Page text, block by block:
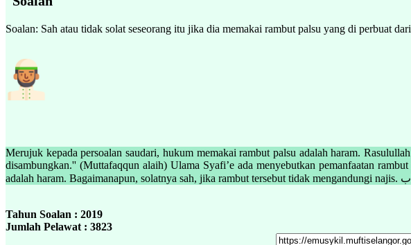
Soalan: Sah atau tidak solat seseorang itu jika dia memakai rambut palsu yang di perbuat
Merujuk kepada persoalan saudari, hukum memakai rambut palsu adalah haram.
disambungkan.'' (Muttafaqqun alaih) Ulama Syafi’e ada menyebutkan pemanfaatan
Tahun Soalan : 2019
Jumlah Pelawat : 3823